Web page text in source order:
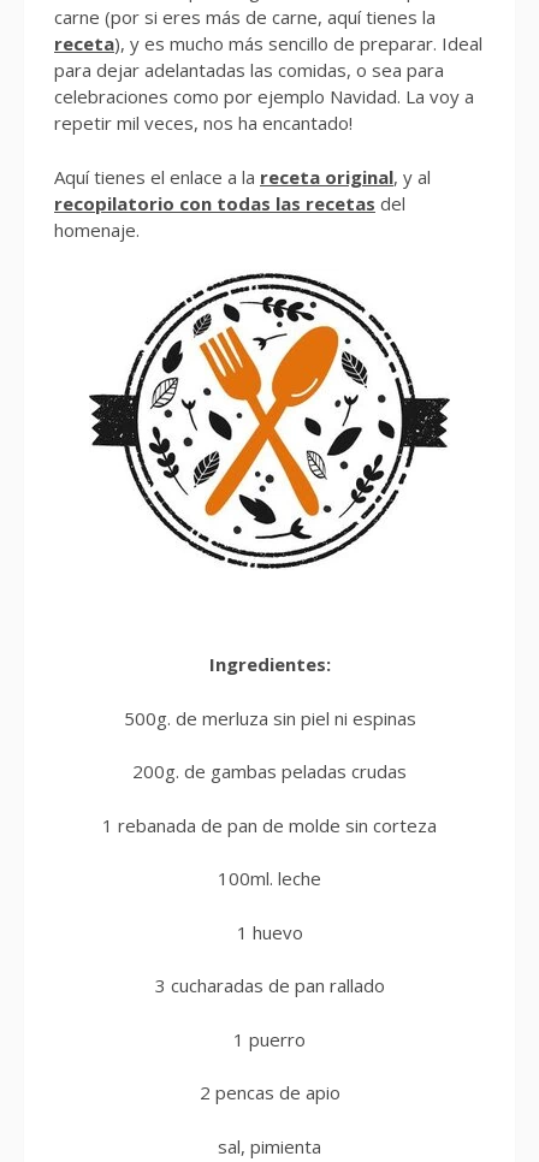
carne (por si eres más de carne, aquí tienes la
receta), y es mucho más sencillo de preparar. Ideal
para dejar adelantadas las comidas, o sea para
celebraciones como por ejemplo Navidad. La voy a
repetir mil veces, nos ha encantado!
Aquí tienes el enlace a la receta original, y al
recopilatorio con todas las recetas del
homenaje.
Ingredientes:
500g. de merluza sin piel ni espinas
200g. de gambas peladas crudas
1 rebanada de pan de molde sin corteza
100ml. leche
1 huevo
3 cucharadas de pan rallado
1 puerro
2 pencas de apio
sal, pimienta